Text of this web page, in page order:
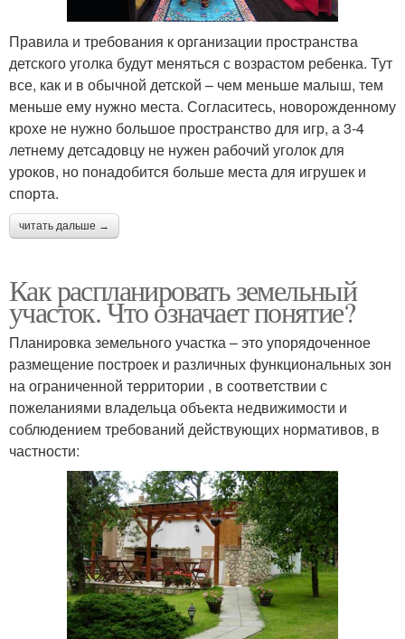
Правила и требования к организации пространства
детского уголка будут меняться с возрастом ребенка. Тут
все, как и в обычной детской – чем меньше малыш, тем
меньше ему нужно места. Согласитесь, новорожденному
крохе не нужно большое пространство для игр, а 3-4
летнему детсадовцу не нужен рабочий уголок для
уроков, но понадобится больше места для игрушек и
спорта.
читать дальше →
Как распланировать земельный
участок. Что означает понятие?
Планировка земельного участка – это упорядоченное
размещение построек и различных функциональных зон
на ограниченной территории , в соответствии с
пожеланиями владельца объекта недвижимости и
соблюдением требований действующих нормативов, в
частности: